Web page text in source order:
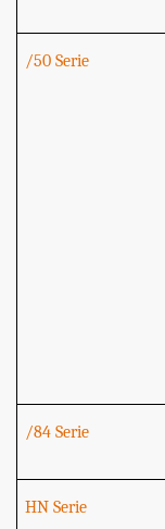
/50 Serie
/84 Serie
HN Serie